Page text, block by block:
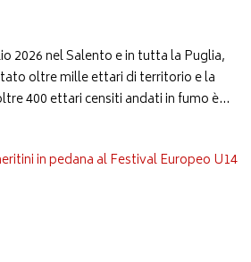
2026 nel Salento e in tutta la Puglia,
oltre mille ettari di territorio e la
400 ettari censiti andati in fumo è...
in pedana al Festival Europeo U14